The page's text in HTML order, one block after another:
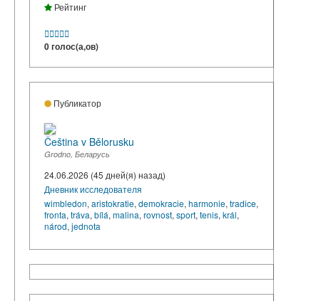
Рейтинг

0 голос(а,ов)
Публикатор
Čeština v Bělorusku
Grodno, Беларусь
24.06.2026 (45 дней(я) назад)
Дневник исследователя
wimbledon, aristokratie, demokracie, harmonie, tradice,
fronta, tráva, bílá, malina, rovnost, sport, tenis, král,
národ, jednota